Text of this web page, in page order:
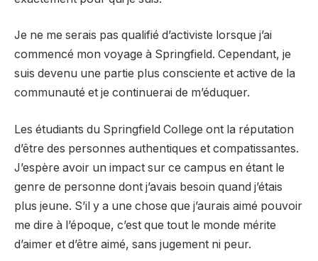
Je ne me serais pas qualifié d’activiste lorsque j’ai
commencé mon voyage à Springfield. Cependant, je
suis devenu une partie plus consciente et active de la
communauté et je continuerai de m’éduquer.
Les étudiants du Springfield College ont la réputation
d’être des personnes authentiques et compatissantes.
J’espère avoir un impact sur ce campus en étant le
genre de personne dont j’avais besoin quand j’étais
plus jeune. S’il y a une chose que j’aurais aimé pouvoir
me dire à l’époque, c’est que tout le monde mérite
d’aimer et d’être aimé, sans jugement ni peur.